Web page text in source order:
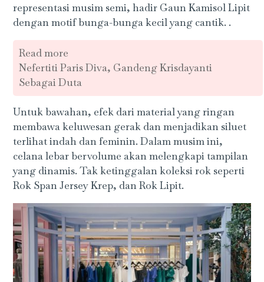
representasi musim semi, hadir Gaun Kamisol Lipit
dengan motif bunga-bunga kecil yang cantik. .
Read more
Nefertiti Paris Diva, Gandeng Krisdayanti
Sebagai Duta
Untuk bawahan, efek dari material yang ringan
membawa keluwesan gerak dan menjadikan siluet
terlihat indah dan feminin. Dalam musim ini,
celana lebar bervolume akan melengkapi tampilan
yang dinamis. Tak ketinggalan koleksi rok seperti
Rok Span Jersey Krep, dan Rok Lipit.